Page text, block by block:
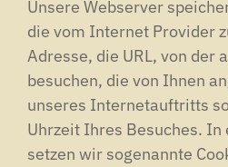
Unsere Webserver
die vom Internet Provider
Adresse, die URL, von der
besuchen, die von Ihnen
unseres Internetauftritts
Uhrzeit Ihres Besuches.
setzen wir sogenannte